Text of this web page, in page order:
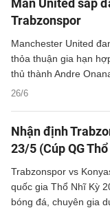
Man United sắp
Trabzonspor
26/6
Manchester United
thỏa thuận gia hạn
thủ thành Andre
Nguồn tin của ESPN
vụ nhiều khả năng sẽ
Nhận định
23/5 (Cúp QG
Trabzonspor vs
quốc gia Thổ Nhĩ Kỳ
bóng đá, chuyên gia